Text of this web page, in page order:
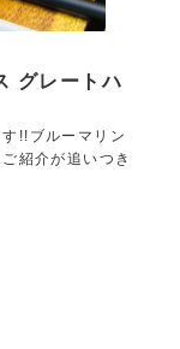
グレートハ
!!ブルーマリン
紹介が追いつき